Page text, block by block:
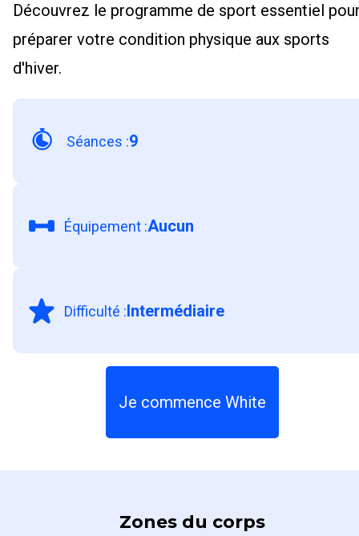
Découvrez le programme de sport essentiel
préparer votre condition physique aux sports
d'hiver.
9
Séances :
Aucun
Équipement :
Intermédiaire
Difficulté :
Je commence White
Zones du corps